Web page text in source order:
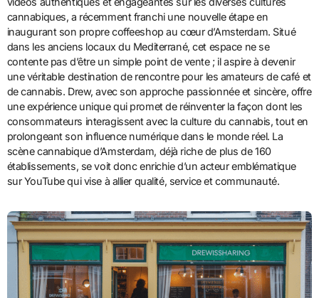
cannabiques, a récemment franchi une nouvelle étape en
inaugurant son propre coffeeshop au cœur d’Amsterdam. Situé
dans les anciens locaux du Mediterrané, cet espace ne se
contente pas d’être un simple point de vente ; il aspire à devenir
une véritable destination de rencontre pour les amateurs de café et
de cannabis. Drew, avec son approche passionnée et sincère, offre
une expérience unique qui promet de réinventer la façon dont les
consommateurs interagissent avec la culture du cannabis, tout en
prolongeant son influence numérique dans le monde réel. La
scène cannabique d’Amsterdam, déjà riche de plus de 160
établissements, se voit donc enrichie d’un acteur emblématique
sur YouTube qui vise à allier qualité, service et communauté.